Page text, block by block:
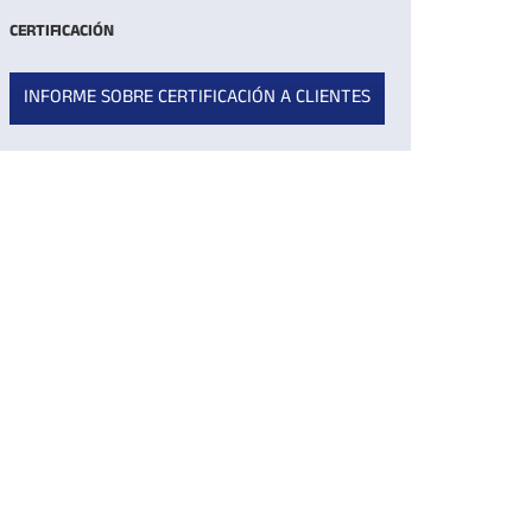
CERTIFICACIÓN
INFORME SOBRE CERTIFICACIÓN A CLIENTES